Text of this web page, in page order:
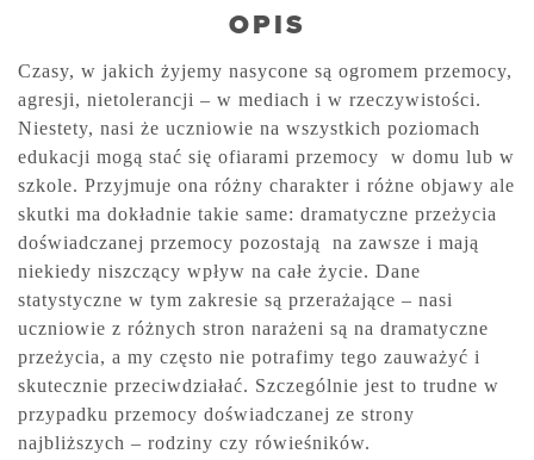
OPIS
Czasy, w jakich żyjemy nasycone są ogromem przemocy,
agresji, nietolerancji – w mediach i w rzeczywistości.
Niestety, nasi że uczniowie na wszystkich poziomach
edukacji mogą stać się ofiarami przemocy w domu lub w
szkole. Przyjmuje ona różny charakter i różne objawy ale
skutki ma dokładnie takie same: dramatyczne przeżycia
doświadczanej przemocy pozostają
na zawsze i mają
niekiedy niszczący wpływ na całe życie. Dane
statystyczne w tym zakresie są przerażające – nasi
uczniowie z różnych stron narażeni są na dramatyczne
przeżycia, a my często nie potrafimy tego zauważyć i
skutecznie przeciwdziałać. Szczególnie jest to trudne w
przypadku przemocy doświadczanej ze strony
najbliższych – rodziny czy rówieśników.